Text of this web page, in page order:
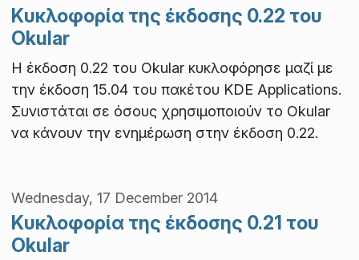
Κυκλοφορία της έκδοσης 0.22 του
Okular
Η έκδοση 0.22 του Okular κυκλοφόρησε μαζί με
την έκδοση 15.04 του πακέτου KDE Applications.
Συνιστάται σε όσους χρησιμοποιούν το Okular
να κάνουν την ενημέρωση στην έκδοση 0.22.
Wednesday, 17 December 2014
Κυκλοφορία της έκδοσης 0.21 του
Okular